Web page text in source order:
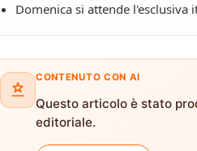
Domenica si attende l'esclusiva
CONTENUTO CON AI
Questo articolo è stato
editoriale.